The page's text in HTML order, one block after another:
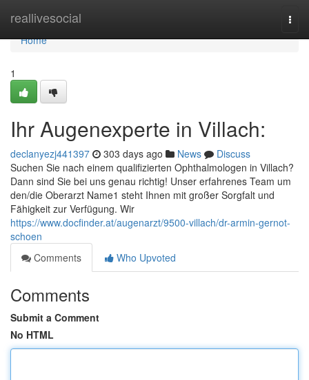
reallivesocial
Home
Home
1
Ihr Augenexperte in Villach:
declanyezj441397 303 days ago News
Discuss
Suchen Sie nach einem qualifizierten Ophthalmologen in Villach?
Dann sind Sie bei uns genau richtig! Unser erfahrenes Team um
den/die Oberarzt Name1 steht Ihnen mit großer Sorgfalt und
Fähigkeit zur Verfügung. Wir
https://www.docfinder.at/augenarzt/9500-villach/dr-armin-gernot-
schoen
Comments
Who Upvoted
Comments
Submit a Comment
No HTML